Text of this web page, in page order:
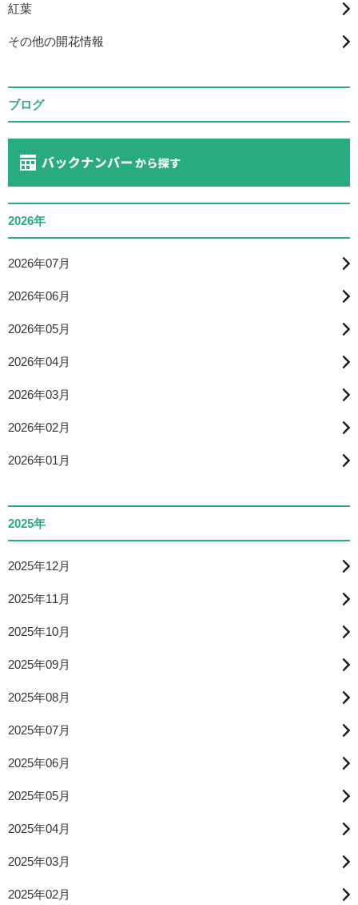
紅葉
その他の開花情報
ブログ
2026年
2026年07月
2026年06月
2026年05月
2026年04月
2026年03月
2026年02月
2026年01月
2025年
2025年12月
2025年11月
2025年10月
2025年09月
2025年08月
2025年07月
2025年06月
2025年05月
2025年04月
2025年03月
2025年02月